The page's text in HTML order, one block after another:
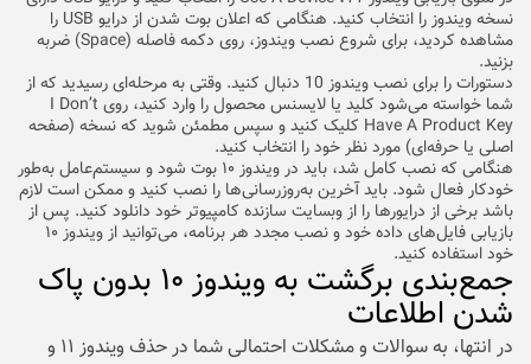
نسخه ویندوز را انتخاب کنید. هنگامی که اعلان بوت شدن از درایو USB را
مشاهده کردید، برای شروع نصب ویندوز، روی دکمه فاصله (Space) ضربه
بزنید.
دستورات را برای نصب ویندوز 10 دنبال کنید. وقتی به مرحله‌ای رسیدید که از
شما خواسته می‌شود کلید یا لایسنس محصول را وارد کنید، روی I Don’t
Have A Product Key کلیک کنید و سپس مطمئن شوید که نسخه (صفحه
اصلی یا حرفه‌ای) مورد نظر خود را انتخاب کنید.
هنگامی که نصب کامل شد، باید در ویندوز ۱۰ بوت شود و سیستم‌عامل به‌طور
خودکار فعال شود. باید آخرین به‌روزرسانی‌ها را نصب کنید و ممکن است لازم
باشد برخی از درایورها را از وبسایت سازنده کامپیوتر خود دانلود کنید. پس از
بازیابی فایل‌های داده خود و نصب مجدد هر برنامه، می‌توانید از ویندوز ۱۰
خود استفاده کنید.
جمع‌بندی برگشت به ویندوز ۱۰ بدون پاک
شدن اطلاعات
در انتها، به سوالات و مشکلات احتمالی شما در حذف ویندوز ۱۱ و